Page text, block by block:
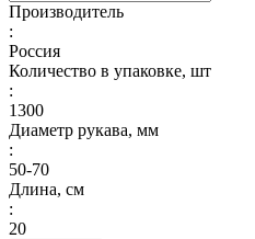
Производитель
:
Россия
Количество в упаковке, шт
:
1300
Диаметр рукава, мм
:
50-70
Длина, см
:
20